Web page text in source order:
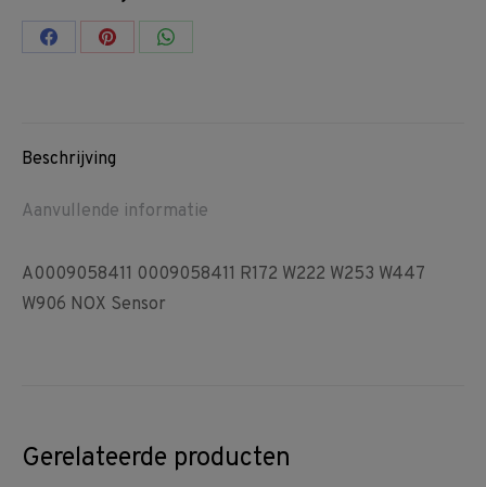
Share Share Share
Beschrijving
Aanvullende informatie
A0009058411 0009058411 R172 W222 W253 W447
W906 NOX Sensor
Gerelateerde producten